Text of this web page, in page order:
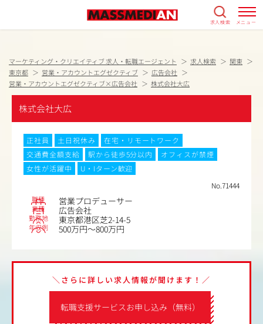
求人検索 メニュー
マーケティング・クリエイティブ 求人・転職エージェント 求人検索
関東
東京都
営業・アカウントエグゼクティブ
広告会社
営業・アカウントエグゼクティブ×広告会社
株式会社大広
株式会社大広
正社員 土日祝休み
在宅・リモートワーク
交通費全額支給
駅から徒歩5分以内
オフィスが禁煙
女性が活躍中
U・Iターン歓迎
No.71444
職種 営業プロデューサー
業種 広告会社
勤務地 東京都港区芝2-14-5
年収例 500万円～800万円
転職支援サービスお申し込み（無料）
＼さらに詳しい求人情報が聞けます！／